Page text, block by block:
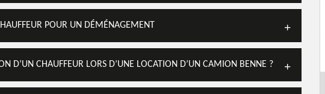
POUR UN DÉMÉNAGEMENT
D’UN CHAUFFEUR LORS D’UNE LOCATION D’UN CAMION BENNE ?